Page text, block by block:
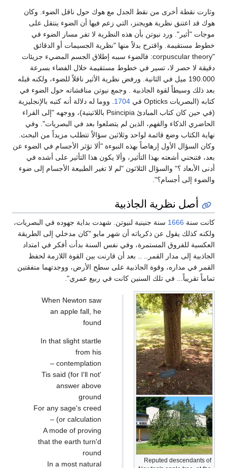
وثارت نقطة أخرى من نقط الجدل مع هوك حول ناقل الضوء. وكان
هوك قد اعتنق نظرية هويجنز، التي زعم فيها أن الضوء ينتقل على
موجات "أثير". ورد نيوتن بأن هذه النظرية لا تفر مسار الضوء في
خطوط مستقيمة. واقترح بدلاً منها "نظرية الجسيمات أو الدقائق
"corpuscular theory: فالضوء سببه إطلاق الجسم المضيء جزيئات
دقيقة لا حصر لا، تسير في خطوط مستقيمة خلال الفضاء بسرعة
190.000 ميل في الثانية. ورفض نظرية الأثير ناقلاً للضوء، ولكنه قبله
بعد ذلك وسيطاً لقوة الجاذبية . وجمع نيوتن مناقشاته حول الضوء في
كتابه (البصريات Opticks في
1704 . ووما له دلالة أنه كتبه بالإنجليزية
(في حين كان كتاب المبادئ Psincipia باللاتينية)، ووجهه "إلى القراء
الحاضري الذكاء والفهم، الذين لم يتضلعوا بعد في البصريات". وفي
نهاية الكتاب وضع قائمة لواحد وثلاثين سؤالاً تتطلب مزيداً من البحث.
وكان السؤال الأول إرهاصاً بهذه النبوءة "ألا تؤثر الأجسام في الضوء عن
بعد، فتنحني أشعته بهذا التأثير، وألا يكون هذا التأثير على أشده في
أدنى الأبعاد ؟" والسؤال الثلاثون "لم لا تغير الطبيعة الأجسام إلى ضوء
والضوء إلى أجسام؟".
أصل نظرية الجاذبية
كانت سنة 1666 سنة جنينية لنيوتن. شهدت بداية جهوده في البصريات،
ولكنه كذلك يقول عن ذكرياته أن شهر مايو "كان مدخلي إلى الطريقة
العكسية للفروق المستمرة، وفي نفس السنة بدأت أفكر في امتداد
الجاذبية إلى مدار القمر.. .. بعد أن قارنت بين القوة اللازمة لحفظ
القمر في مداره، وقوة الجاذبية على سطح الأرض، ووجدتهما متفقتين
تماماً تقريباً... في تلك السنين كانت في ربيع عمري".
Reputed descendants of
When Newton saw
an apple fall, he
found
In that slight startle
from his
contemplation –
'Tis said (for I'll not
answer above
ground
For any sage's creed
or calculation) –
A mode of proving
that the earth turn'd
round
In a most natural